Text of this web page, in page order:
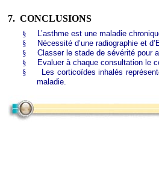
7. CONCLUSIONS
§
L’asthme est une maladie
§
Nécessité d’une radiographie et
§
Classer le stade de sévérité pour
§
Evaluer à chaque consultation le
§
Les corticoïdes inhalés
maladie.